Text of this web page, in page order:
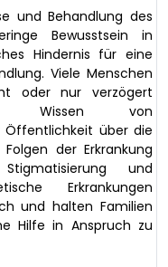
und Behandlung des
Bewusstsein in
Hindernis für eine
Viele Menschen
oder nur verzögert
Wissen von
Öffentlichkeit über die
der Erkrankung
und
Erkrankungen
und halten Familien
Hilfe in Anspruch zu